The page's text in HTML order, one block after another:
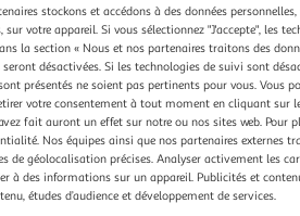
stockons et accédons à des données
votre appareil. Si vous sélectionnez "J'accepte", les
la section « Nous et nos partenaires traitons des
désactivées. Si les technologies de suivi sont
présentés ne soient pas pertinents pour vous. Vous
votre consentement à tout moment en cliquant sur
fait auront un effet sur notre ou nos sites web. Pour
Nos équipes ainsi que nos partenaires externes
de géolocalisation précises. Analyser activement les
à des informations sur un appareil. Publicités et
études d’audience et développement de services.